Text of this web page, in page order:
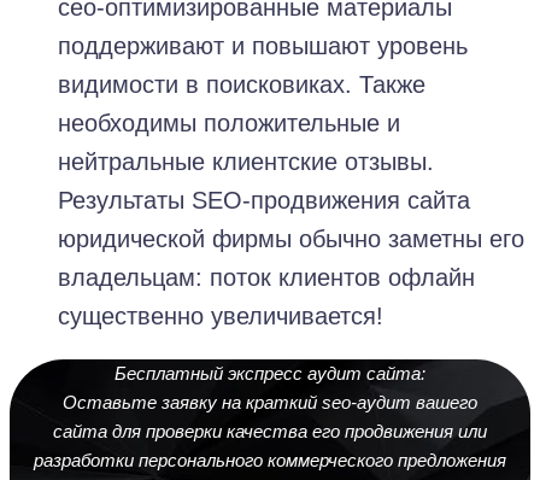
сео-оптимизированные материалы
поддерживают и повышают уровень
видимости в поисковиках. Также
необходимы положительные и
нейтральные клиентские отзывы.
Результаты SEO-продвижения сайта
юридической фирмы обычно заметны его
владельцам: поток клиентов офлайн
существенно увеличивается!
Бесплатный экспресс аудит сайта:
Оставьте заявку на краткий seo-аудит вашего
сайта для проверки качества его продвижения или
разработки персонального коммерческого предложения